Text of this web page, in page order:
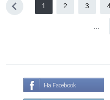
1 2 3
На Facebook